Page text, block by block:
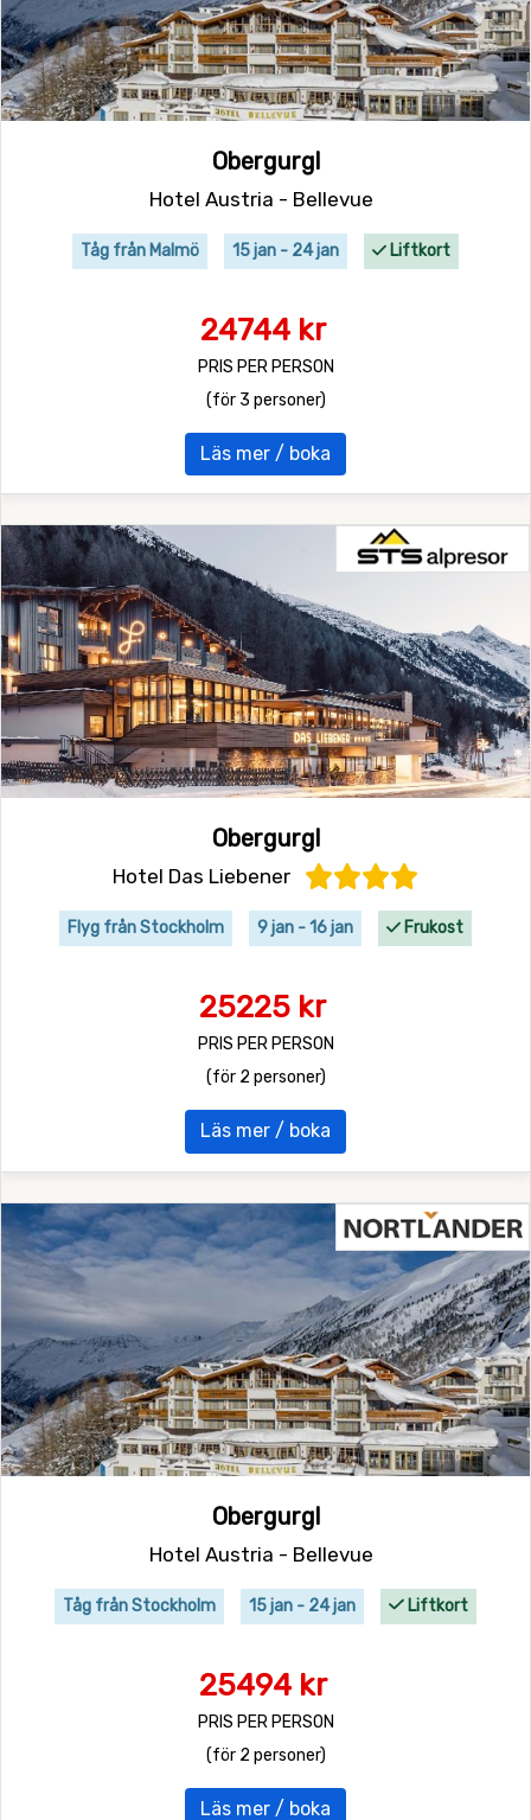
Obergurgl
Hotel Austria - Bellevue
Tåg från Malmö 15 jan - 24 jan Liftkort
24744 kr
PRIS PER PERSON
(för 3 personer)
Läs mer / boka
Obergurgl
Hotel Das Liebener
Flyg från Stockholm 9 jan - 16 jan Frukost
25225 kr
PRIS PER PERSON
(för 2 personer)
Läs mer / boka
Obergurgl
Hotel Austria - Bellevue
Tåg från Stockholm 15 jan - 24 jan Liftkort
25494 kr
PRIS PER PERSON
(för 2 personer)
Läs mer / boka